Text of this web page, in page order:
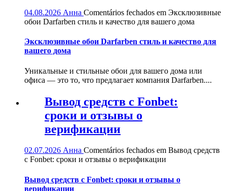
04.08.2026 Анна Comentários fechados em Эксклюзивные
обои Darfarben стиль и качество для вашего дома
Эксклюзивные обои Darfarben стиль и качество для
вашего дома
Уникальные и стильные обои для вашего дома или
офиса — это то, что предлагает компания Darfarben....
Вывод средств с Fonbet:
сроки и отзывы о
верификации
02.07.2026 Анна Comentários fechados em Вывод средств
с Fonbet: сроки и отзывы о верификации
Вывод средств с Fonbet: сроки и отзывы о
верификации